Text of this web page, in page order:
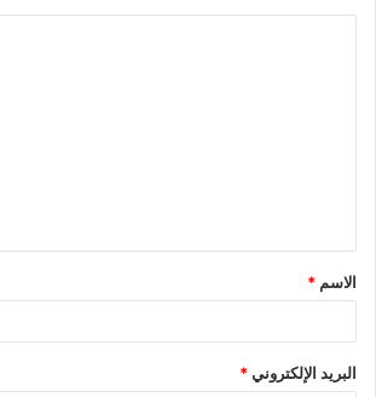
ق
*
الاسم *
البريد الإلكتروني*